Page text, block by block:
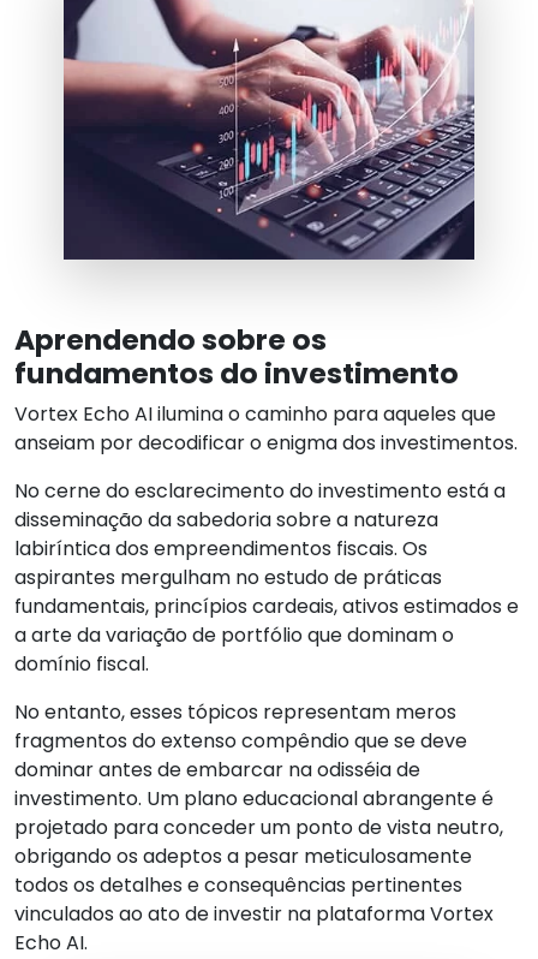
Aprendendo sobre os
fundamentos do investimento
Vortex Echo AI ilumina o caminho para aqueles que
anseiam por decodificar o enigma dos investimentos.
No cerne do esclarecimento do investimento está a
disseminação da sabedoria sobre a natureza
labiríntica dos empreendimentos fiscais. Os
aspirantes mergulham no estudo de práticas
fundamentais, princípios cardeais, ativos estimados e
a arte da variação de portfólio que dominam o
domínio fiscal.
No entanto, esses tópicos representam meros
fragmentos do extenso compêndio que se deve
dominar antes de embarcar na odisséia de
investimento. Um plano educacional abrangente é
projetado para conceder um ponto de vista neutro,
obrigando os adeptos a pesar meticulosamente
todos os detalhes e consequências pertinentes
vinculados ao ato de investir na plataforma Vortex
Echo AI.